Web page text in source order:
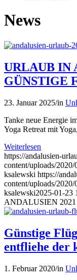
News
URLAUB IN
GÜNSTIGE
23. Januar 2025/in
Tanke neue Energie
Yoga Retreat mit
Weiterlesen
https://andalusien-
content/uploads/
ksalewski https://
content/uploads/
ksalewski2025-01-23
ANDALUSIEN
Günstige
entfliehe der
1. Februar 2020/in